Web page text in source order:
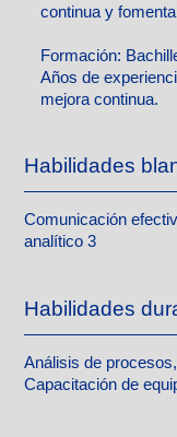
continua y
Formación:
Años de
mejora continua.
Habilidades
Comunicación
analítico 3
Habilidades
Análisis de
Capacitación de